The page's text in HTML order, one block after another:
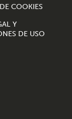
COOKIES
Y
DE USO